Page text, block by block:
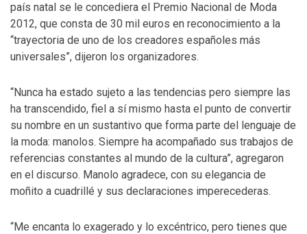
país natal se le concediera el Premio Nacional de Moda
2012, que consta de 30 mil euros en reconocimiento a la
“trayectoria de uno de los creadores españoles más
universales”, dijeron los organizadores.
“Nunca ha estado sujeto a las tendencias pero siempre las
ha transcendido, fiel a sí mismo hasta el punto de convertir
su nombre en un sustantivo que forma parte del lenguaje de
la moda: manolos. Siempre ha acompañado sus trabajos de
referencias constantes al mundo de la cultura”, agregaron
en el discurso. Manolo agradece, con su elegancia de
moñito a cuadrillé y sus declaraciones imperecederas.
“Me encanta lo exagerado y lo excéntrico, pero tienes que